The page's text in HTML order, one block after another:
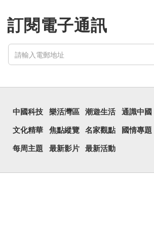
訂閱電子通訊
中國科技 樂活灣區 潮遊生活 通識中國
文化精華 焦點縱覽 名家觀點 國情專題
每周主題 最新影片 最新活動